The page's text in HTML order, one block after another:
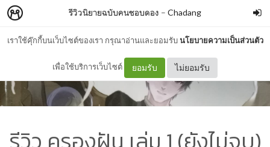
เราใช้คุ๊กกี้บนเว็บไซต์ของเรา กรุณาอ่านและยอมรับนโยบายความเป็นส่วนตัว
เพื่อใช้บริการเว็บไซต์ ยอมรับ ไม่ยอมรับ
รีวิวนิยายฉบับคนชอบดอง – Chadang